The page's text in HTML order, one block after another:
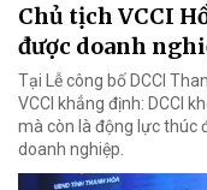
Chủ tịch VCCI
được doanh
Tại Lễ công bố DCCI
VCCI khẳng định: DCCI
mà còn là động lực thúc
doanh nghiệp.